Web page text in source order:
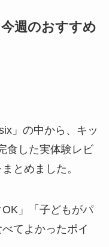
週のおすすめ
」の中から、キッ
食した実体験レビ
とめました。
OK」「子どもがパ
てよかったポイ